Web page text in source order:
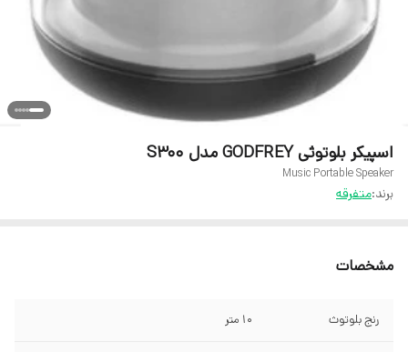
اسپیکر بلوتوثی GODFREY مدل S300
Music Portable Speaker
برند:متفرقه
مشخصات
رنج بلوتوث 10 متر